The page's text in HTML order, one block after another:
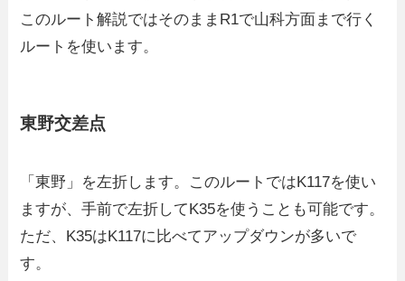
このルート解説ではそのままR1で山科方面まで行く
ルートを使います。
東野交差点
「東野」を左折します。このルートではK117を使い
ますが、手前で左折してK35を使うことも可能です。
ただ、K35はK117に比べてアップダウンが多いで
す。